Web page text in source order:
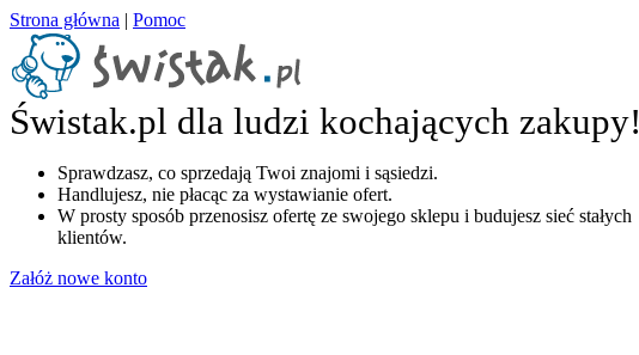
Strona główna | Pomoc
Świstak.pl dla ludzi kochających zakupy!
Sprawdzasz, co sprzedają Twoi znajomi i sąsiedzi.
Handlujesz, nie płacąc za wystawianie ofert.
W prosty sposób przenosisz ofertę ze swojego sklepu i budujesz sieć stałych
klientów.
Załóż nowe konto